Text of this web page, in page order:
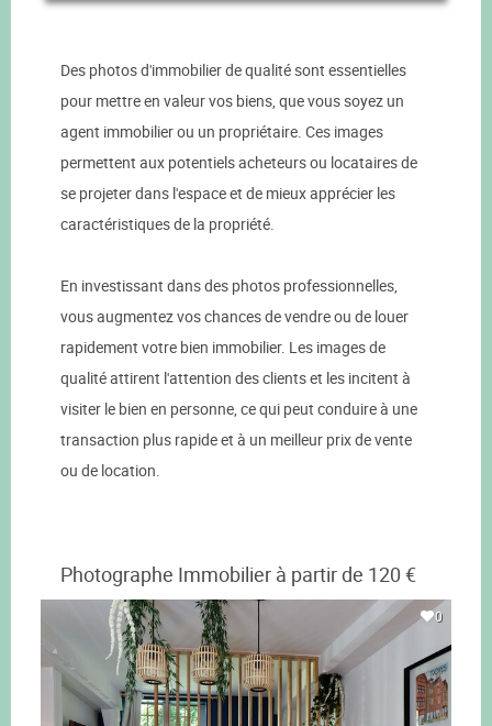
Des photos d'immobilier de qualité sont essentielles
pour mettre en valeur vos biens, que vous soyez un
agent immobilier ou un propriétaire. Ces images
permettent aux potentiels acheteurs ou locataires de
se projeter dans l'espace et de mieux apprécier les
caractéristiques de la propriété.
En investissant dans des photos professionnelles,
vous augmentez vos chances de vendre ou de louer
rapidement votre bien immobilier. Les images de
qualité attirent l'attention des clients et les incitent à
visiter le bien en personne, ce qui peut conduire à une
transaction plus rapide et à un meilleur prix de vente
ou de location.
Photographe Immobilier à partir de 120 €
0